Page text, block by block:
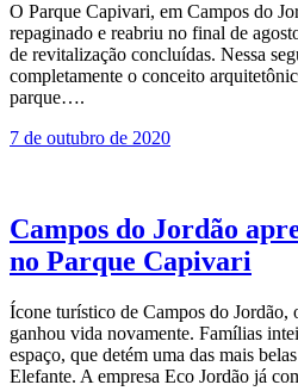
O Parque Capivari, em Campos do
repaginado e reabriu no final de
de revitalização concluídas. Nessa
completamente o conceito
parque….
7 de outubro de 2020
Campos do Jordão
no Parque Capivari
Ícone turístico de Campos do Jordão,
ganhou vida novamente. Famílias
espaço, que detém uma das mais
Elefante. A empresa Eco Jordão já